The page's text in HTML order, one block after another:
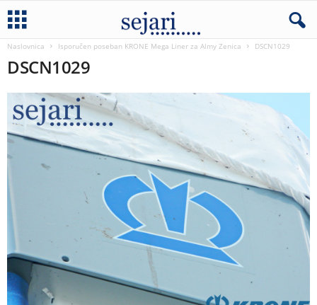
Naslovnica Isporučen poseban KRONE Mega Liner za Almy Zenica DSCN1029
DSCN1029